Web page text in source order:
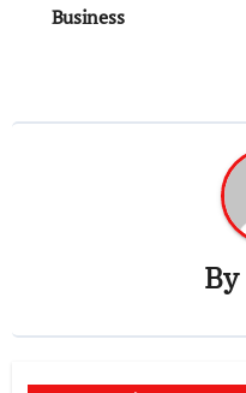
Business
By